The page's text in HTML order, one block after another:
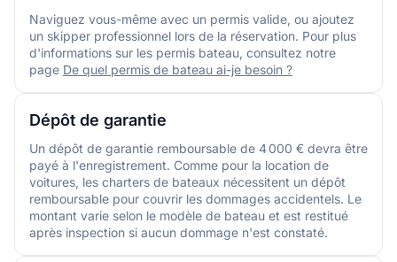
Naviguez vous-même avec un permis valide, ou ajoutez
un skipper professionnel lors de la réservation. Pour plus
d'informations sur les permis bateau, consultez notre
page De quel permis de bateau ai-je besoin ?
Dépôt de garantie
Un dépôt de garantie remboursable de 4 000 € devra être
payé à l'enregistrement. Comme pour la location de
voitures, les charters de bateaux nécessitent un dépôt
remboursable pour couvrir les dommages accidentels. Le
montant varie selon le modèle de bateau et est restitué
après inspection si aucun dommage n'est constaté.